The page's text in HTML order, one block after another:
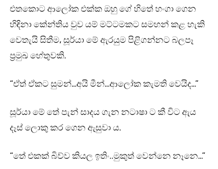
එතකොට ආලෝක එක්ක ඔහු ගේ හිතේ හංගා ගෙන
හිඳිනා කේන්තිය වුව යම් මට්ටමකට සමහන් කළ හැකි
වෙතැයි සිතීම, සූර්යා මේ ඇරයුම පිළිගන්නට බලපෑ
ප්‍රමුඛ හේතුවකි.
“ඒත් ඒකට සුමන්…අයි මීන්…ආලෝක කැමති වෙයිද…”
සූර්යා මේ තේ පැන් සාදය ගැන නටාෂා ට කී විට ඇය
දෑස් ලොකු කර ගෙන ඇසුවා ය.
“තේ එකක් බිව්ව කියල ඉතිං..මුකුත් වෙන්නෙ නෑනෙ…”